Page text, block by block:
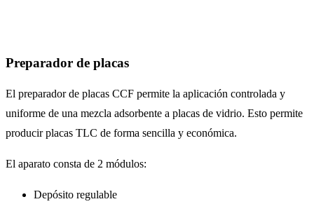
Preparador de placas
El preparador de placas CCF permite la aplicación controlada y
uniforme de una mezcla adsorbente a placas de vidrio. Esto permite
producir placas TLC de forma sencilla y económica.
El aparato consta de 2 módulos:
Depósito regulable